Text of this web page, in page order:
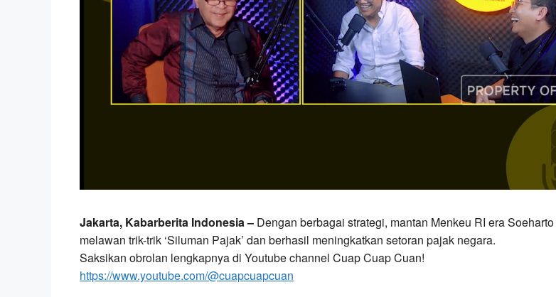
Jakarta, Kabarberita Indonesia – Dengan berbagai strategi, mantan Menkeu RI era
melawan trik-trik ‘Siluman Pajak’ dan berhasil meningkatkan setoran pajak negara.
Saksikan obrolan lengkapnya di Youtube channel Cuap Cuap Cuan!
https://www.youtube.com/@cuapcuapcuan